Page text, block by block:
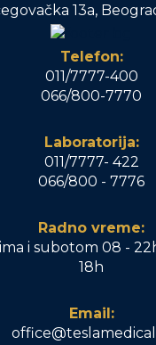
13a,
Telefon:
011/7777-400
066/800-7770
Laboratorija:
011/7777- 422
066/800 - 7776
Radno vreme:
i subotom 08 -
18h
Email: